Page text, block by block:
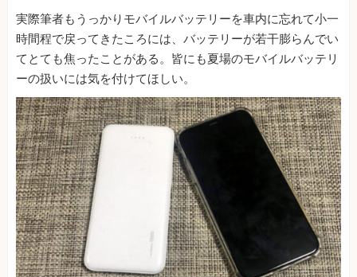
実際筆者もうっかりモバイルバッテリーを車内に忘れて小一
時間程で戻ってきたころには、バッテリーが若干膨らんでい
てとても焦ったことがある。皆にも夏場のモバイルバッテリ
ーの扱いには気を付けてほしい。